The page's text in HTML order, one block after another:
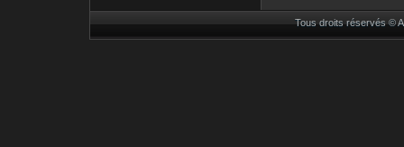
Tous droits réservés ©